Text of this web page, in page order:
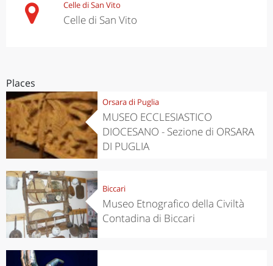
Celle di San Vito
Celle di San Vito
Places
Orsara di Puglia
MUSEO ECCLESIASTICO
DIOCESANO - Sezione di ORSARA
DI PUGLIA
Biccari
Museo Etnografico della Civiltà
Contadina di Biccari